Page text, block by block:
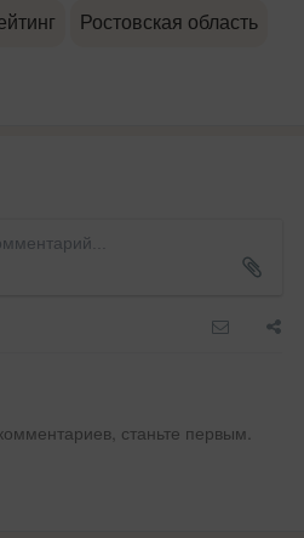
Ростовская область
станьте первым.